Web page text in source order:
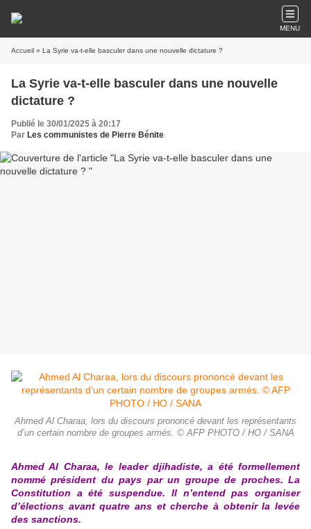
MENU
Accueil » La Syrie va-t-elle basculer dans une nouvelle dictature ?
La Syrie va-t-elle basculer dans une nouvelle
dictature ?
Publié le 30/01/2025 à 20:17
Par Les communistes de Pierre Bénite
Ahmed Al Charaa, lors du discours prononcé devant les représentants
d’un certain nombre de groupes armés. © AFP PHOTO / HO / SANA
Ahmed Al Charaa, le leader djihadiste, a été formellement
nommé président du pays par un groupe de proches. La
Constitution a été suspendue. Il n’entend pas organiser
d’élections avant quatre ans et cherche à obtenir la levée
des sanctions.